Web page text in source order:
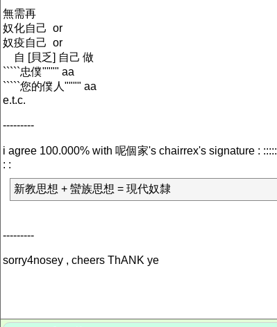
無需再
奴化自己 or
奴疫自己 or
自 [貝乏] 自己 做
`````忠僕"""" aa
`````您的僕人"""" aa
e.t.c.
---------
i agree 100.000% with 呢個家's chairrex's signature : :::::
: :
新教思想 + 蠻族思想 = 現代奴隸
---------
sorry4nosey , cheers ThANK ye